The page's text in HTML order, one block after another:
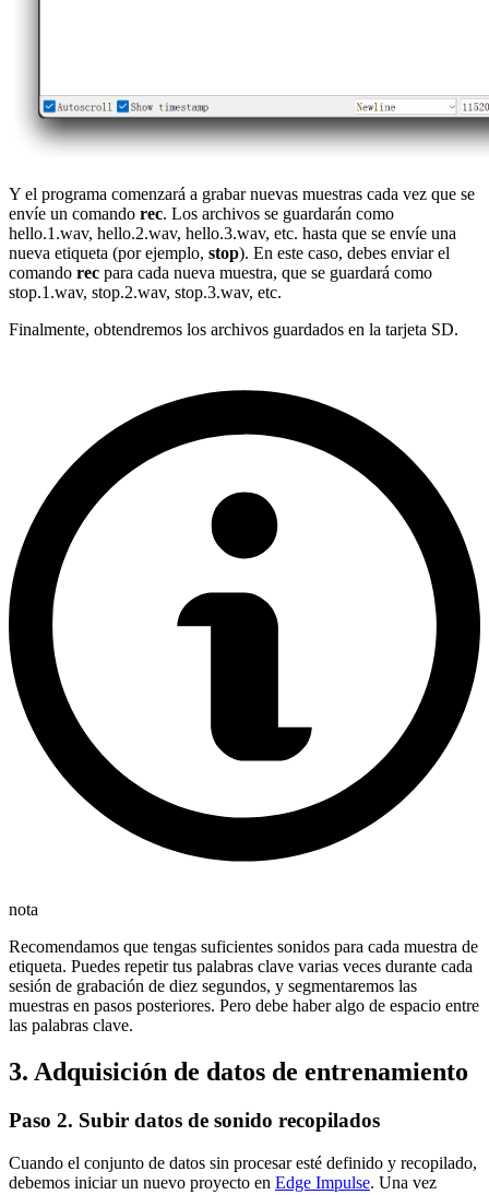
Y el programa comenzará a grabar nuevas muestras cada vez que se
envíe un comando rec. Los archivos se guardarán como
hello.1.wav, hello.2.wav, hello.3.wav, etc. hasta que se envíe una
nueva etiqueta (por ejemplo, stop). En este caso, debes enviar el
comando rec para cada nueva muestra, que se guardará como
stop.1.wav, stop.2.wav, stop.3.wav, etc.
Finalmente, obtendremos los archivos guardados en la tarjeta SD.
nota
Recomendamos que tengas suficientes sonidos para cada muestra de
etiqueta. Puedes repetir tus palabras clave varias veces durante cada
sesión de grabación de diez segundos, y segmentaremos las
muestras en pasos posteriores. Pero debe haber algo de espacio entre
las palabras clave.
3. Adquisición de datos de entrenamiento
Paso 2. Subir datos de sonido recopilados
Cuando el conjunto de datos sin procesar esté definido y recopilado,
debemos iniciar un nuevo proyecto en Edge Impulse. Una vez